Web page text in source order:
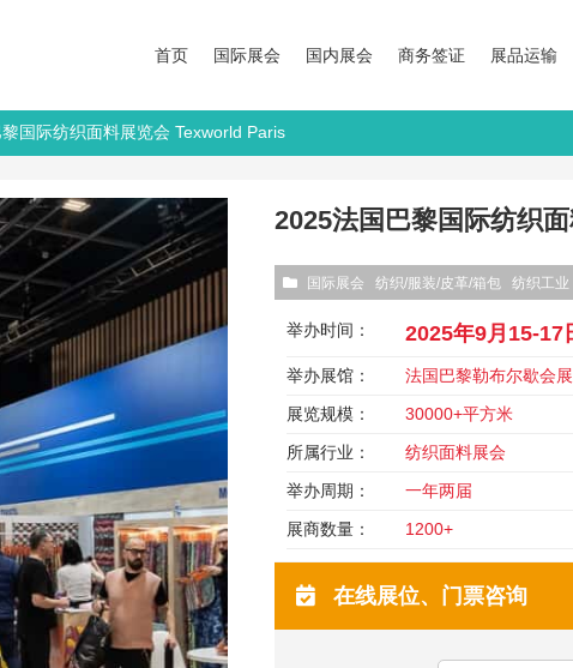
首页 国际展会 国内展会 商务签证 展品运输
国际纺织面料展览会 Texworld Paris
2025法国巴黎国际纺织
国际展会 纺织/服装/皮革/箱包 纺织工业
举办时间： 2025年9月15-17
举办展馆：
法国巴黎勒布尔歇会
展览规模：
30000+平方米
所属行业：
纺织面料展会
举办周期：
一年两届
展商数量：
1200+
在线展位、门票咨询